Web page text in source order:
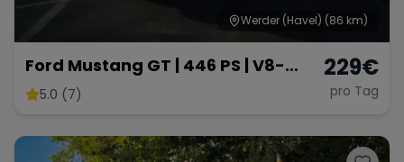
Werder (Havel) (86 km)
Ford Mustang GT | 446 PS | V8-
Sound | American Muscle
5.0 (7)
229€
pro Tag